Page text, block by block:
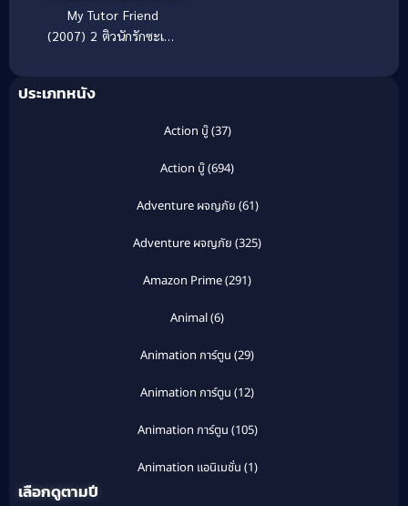
My Tutor Friend
(2007) 2 ติวนักรักซะเลย
ประเภทหนัง
Action บู๊(37)
Action บู๊(694)
Adventure ผจญภัย (61)
Adventure ผจญภัย (325)
Amazon Prime(291)
Animal(6)
Animation การ์ตูน (29)
Animation การ์ตูน (12)
Animation การ์ตูน (105)
Animation แอนิเมชั่น (1)
เลือกดูตามปี